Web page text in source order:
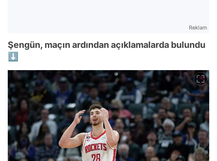
Reklam
Şengün, maçın ardından açıklamalarda bulundu
⬇️